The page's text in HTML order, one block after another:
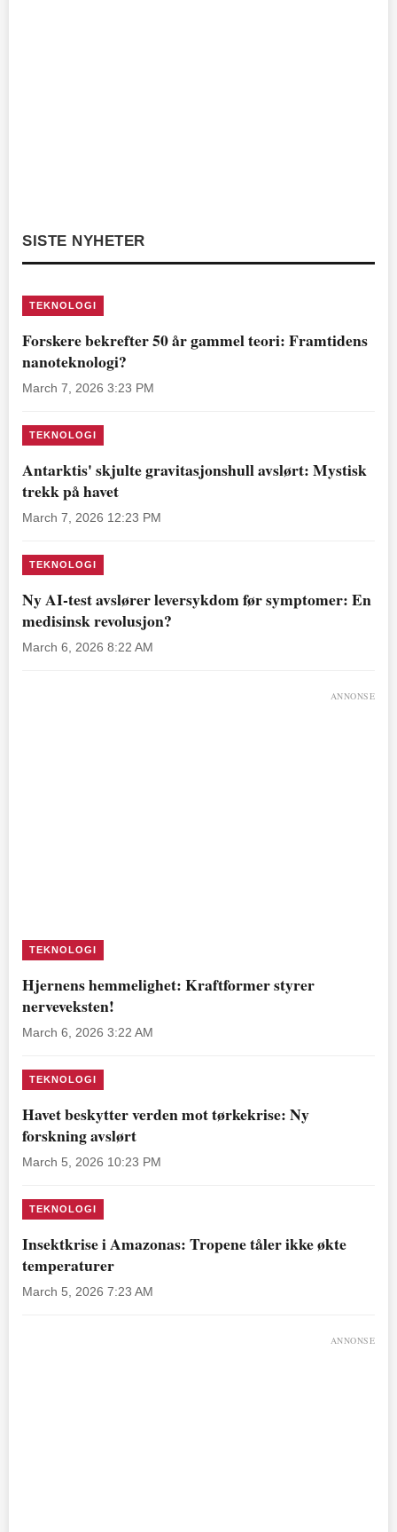
SISTE NYHETER
TEKNOLOGI
Forskere bekrefter 50 år gammel teori: Framtidens
nanoteknologi?
March 7, 2026 3:23 PM
TEKNOLOGI
Antarktis' skjulte gravitasjonshull avslørt: Mystisk
trekk på havet
March 7, 2026 12:23 PM
TEKNOLOGI
Ny AI-test avslører leversykdom før symptomer: En
medisinsk revolusjon?
March 6, 2026 8:22 AM
ANNONSE
TEKNOLOGI
Hjernens hemmelighet: Kraftformer styrer
nerveveksten!
March 6, 2026 3:22 AM
TEKNOLOGI
Havet beskytter verden mot tørkekrise: Ny
forskning avslørt
March 5, 2026 10:23 PM
TEKNOLOGI
Insektkrise i Amazonas: Tropene tåler ikke økte
temperaturer
March 5, 2026 7:23 AM
ANNONSE